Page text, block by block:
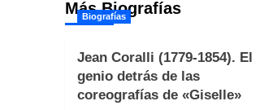
Más Biografías
Biografías
Jean Coralli (1779-1854). El
genio detrás de las
coreografías de «Giselle»